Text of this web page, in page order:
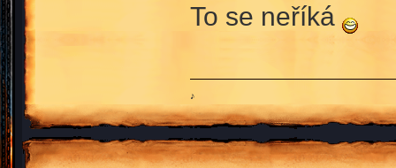
To se neříká
♪